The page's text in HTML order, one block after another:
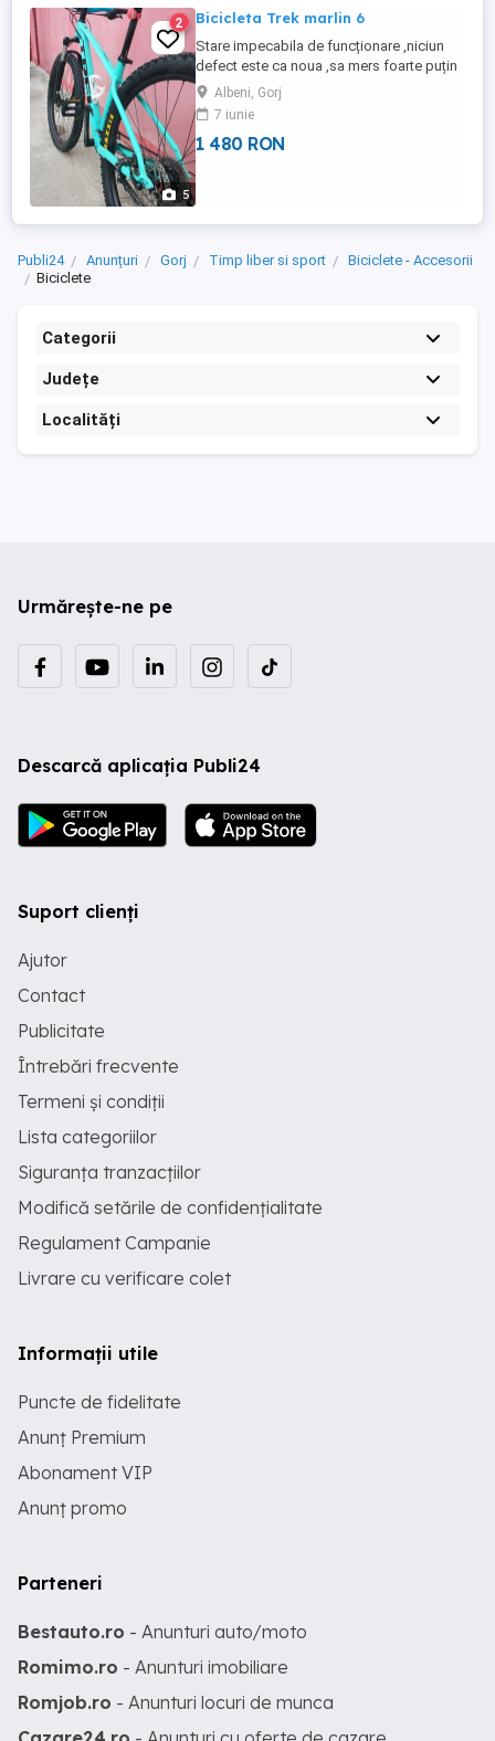
5
2 Bicicleta Trek marlin 6
Stare impecabila de funcționare ,niciun
defect este ca noua ,sa mers foarte puțin
cu ea! Pentru detalii sunați la
Albeni, Gorj
7 iunie
1 480 RON
Publi24 Anunțuri Gorj Timp liber si sport
Biciclete - Accesorii
Biciclete
Categorii
Județe
Localități
Urmărește-ne pe
Descarcă aplicația Publi24
Suport clienți
Ajutor
Contact
Publicitate
Întrebări frecvente
Termeni și condiții
Lista categoriilor
Siguranța tranzacțiilor
Modifică setările de confidențialitate
Regulament Campanie
Livrare cu verificare colet
Informații utile
Puncte de fidelitate
Anunț Premium
Abonament VIP
Anunț promo
Parteneri
Bestauto.ro - Anunturi auto/moto
Romimo.ro - Anunturi imobiliare
Romjob.ro - Anunturi locuri de munca